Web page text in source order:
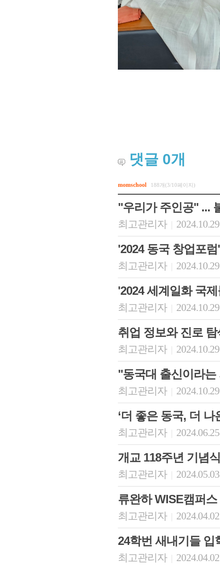
댓글 0개
momschool 188개(3/10페이지)
"우리가 주인공" ...
최고관리자
'2024 동국 창업포
최고관리자
'2024 세계일화 국
최고관리자
취업 정보와 진로
최고관리자
"동국대 출신이라
최고관리자
‘더 좋은 동국, 더 나
최고관리자
개교 118주년 기념
최고관리자
류완하 WISE캠퍼
최고관리자
24학번 새내기들 입
최고관리자